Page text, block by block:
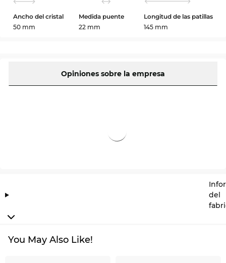
Ancho del cristal
50 mm
Medida puente
22 mm
Longitud de las patillas
145 mm
Opiniones sobre la empresa
del
You May Also Like!